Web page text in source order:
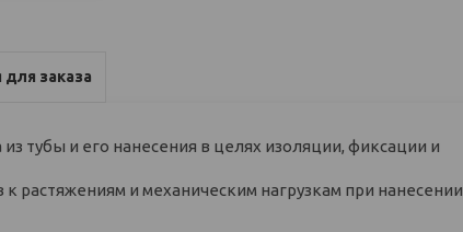
заказа
тубы и его нанесения в целях изоляции, фиксации и
растяжениям и механическим нагрузкам при нанесении